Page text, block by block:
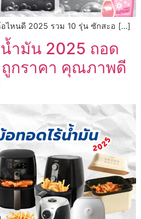
อไหนดี 2025 รวม 10 รุ่น ซักสะอ […]
ำมัน 2025 ถอด
ถูกราคา คุณภาพดี